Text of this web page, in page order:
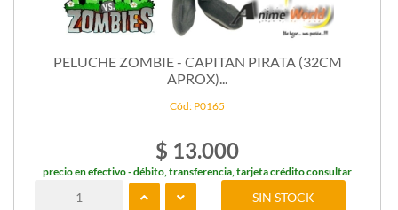
PELUCHE ZOMBIE - CAPITAN PIRATA (32CM
APROX)...
Cód: P0165
$ 13.000
precio en efectivo - débito, transferencia, tarjeta crédito consultar
SIN STOCK